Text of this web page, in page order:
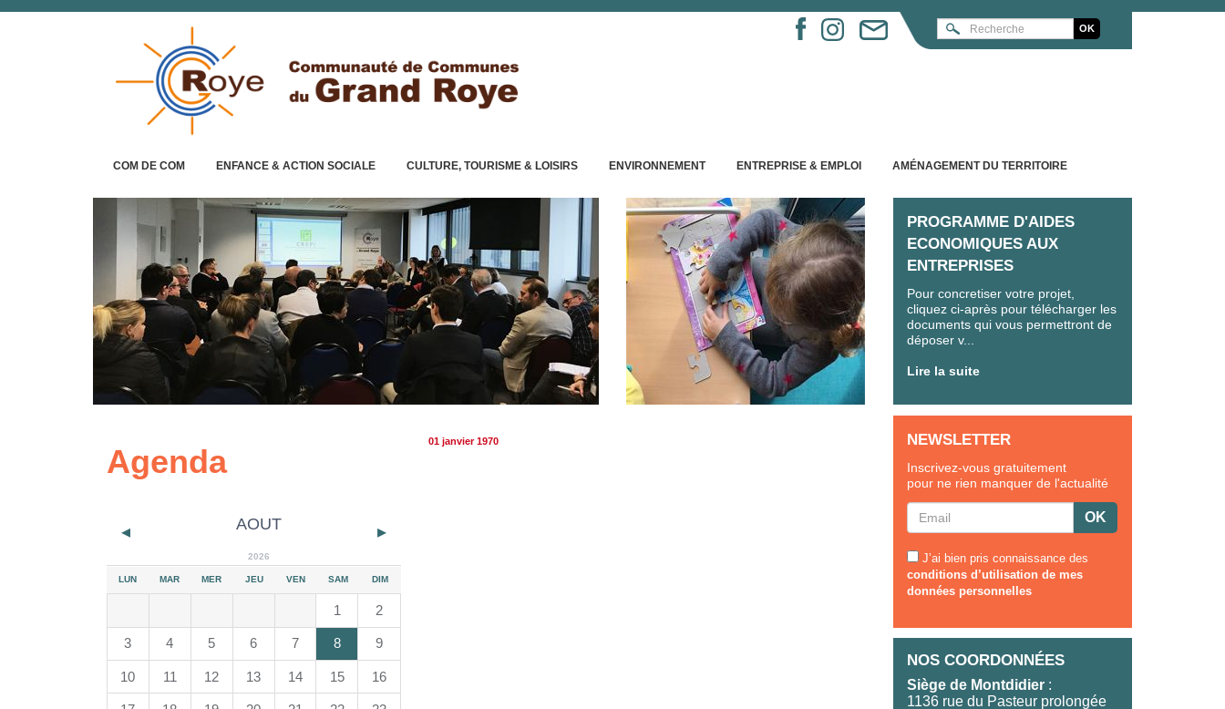
COM DE COM ENFANCE & ACTION SOCIALE CULTURE, TOURISME & LOISIRS ENVIRONNEMENT ENTREPRISE & EMPLOI AMÉNAGEMENT DU TERRITOIRE
Agenda
AOUT
2026
LUN MAR MER JEU VEN SAM DIM
1 2
3 4 5 6 7 8 9
10 11 12 13 14 15 16
01 janvier 1970
PROGRAMME D'AIDES
ECONOMIQUES AUX
ENTREPRISES
Pour concretiser votre projet,
cliquez ci-après pour télécharger les
documents qui vous permettront de
déposer v...
Lire la suite
NEWSLETTER
Inscrivez-vous gratuitement
pour ne rien manquer de l'actualité
J’ai bien pris connaissance des
conditions d’utilisation de mes
données personnelles
NOS COORDONNÉES
Siège de Montdidier :
1136 rue du Pasteur prolongée